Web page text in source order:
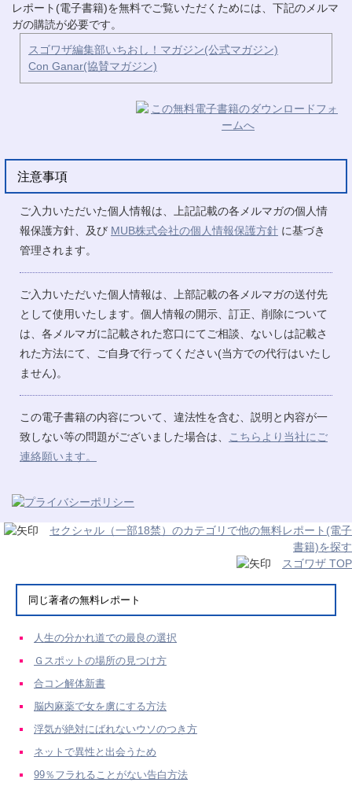
レポート(電子書籍)を無料でご覧いただくためには、下記のメルマ
ガの購読が必要です。
スゴワザ編集部いちおし！マガジン(公式マガジン)
Con Ganar(協賛マガジン)
注意事項
ご入力いただいた個人情報は、上記記載の各メルマガの個人情
報保護方針、及び MUB株式会社の個人情報保護方針 に基づき
管理されます。
ご入力いただいた個人情報は、上部記載の各メルマガの送付先
として使用いたします。個人情報の開示、訂正、削除について
は、各メルマガに記載された窓口にてご相談、ないしは記載さ
れた方法にて、ご自身で行ってください(当方での代行はいたし
ません)。
この電子書籍の内容について、違法性を含む、説明と内容が一
致しない等の問題がございました場合は、
こちらより当社にご
連絡願います。
セクシャル（一部18禁）のカテゴリで他の無料レポート(電子
書籍)を探す
スゴワザ TOP
同じ著者の無料レポート
人生の分かれ道での最良の選択
Ｇスポットの場所の見つけ方
合コン解体新書
脳内麻薬で女を虜にする方法
浮気が絶対にばれないウソのつき方
ネットで異性と出会うため
99％フラれることがない告白方法